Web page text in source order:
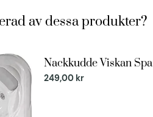
av dessa produkter?
Nackkudde Viskan Spa
249,00 kr